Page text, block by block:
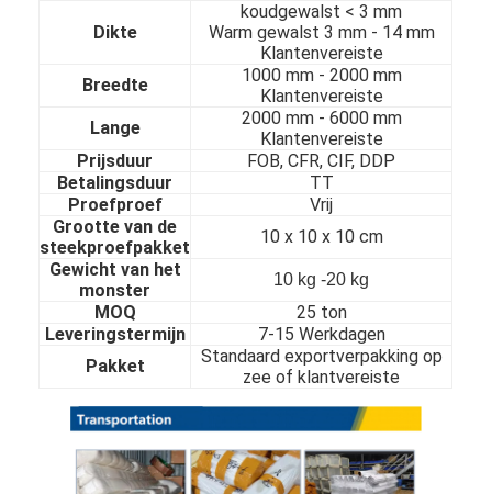
Kwaliteitscontrole
Neem contact met ons op
Nieuws
koudgewalst roestvrij staalblad
Koudgewalste Roestvrij staalrol
warmgewalst roestvrij staalblad
Warmgewalste Roestvrij staalrol
Dikte
koudgewalst < 3 mm
Warm gewalst 3 mm - 14 mm
Klantenvereiste
Breedte
1000 mm - 2000 mm
Klantenvereiste
Lange
2000 mm - 6000 mm
Klantenvereiste
Prijsduur
FOB, CFR, CIF, DDP
Betalingsduur
TT
Proefproef
Vrij
Grootte van de
steekproefpakket
10 x 10 x 10 cm
Gewicht van het
monster
10 kg -20 kg
MOQ
25 ton
Leveringstermijn
7-15 Werkdagen
Pakket
Standaard exportverpakking op
zee of klantvereiste